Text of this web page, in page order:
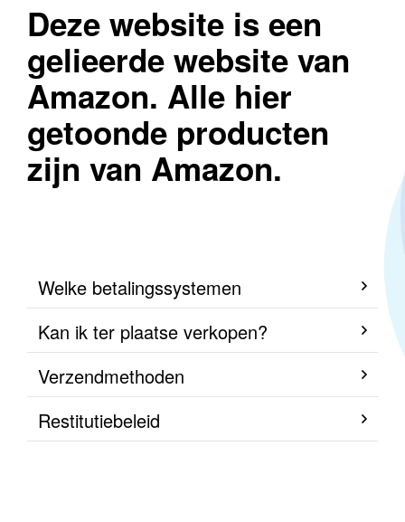
Deze website is een
gelieerde website van
Amazon. Alle hier
getoonde producten
zijn van Amazon.
Welke betalingssystemen
Kan ik ter plaatse verkopen?
Verzendmethoden
Restitutiebeleid